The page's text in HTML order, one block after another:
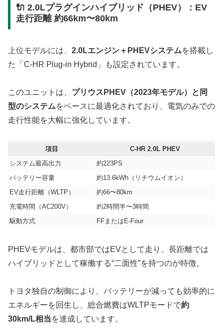
🔌 2.0Lプラグインハイブリッド（PHEV）：EV
走行距離 約66km〜80km
上位モデルには、 2.0Lエンジン＋PHEVシステムを搭載し
た「C-HR Plug-in Hybrid」も設定されています。
このユニットは、 プリウスPHEV（2023年モデル）と同
型のシステムをベースに最適化されており、電気のみでの
走行性能を大幅に強化しています。
項目
C-HR 2.0L PHEV
システム最高出力
約223PS
バッテリー容量
約13.6kWh（リチウムイオン）
EV走行距離（WLTP）
約66〜80km
充電時間（AC200V）
約2時間半〜3時間
駆動方式
FFまたはE-Four
PHEVモデルは、都市部ではEVとして走り、長距離では
ハイブリッドとして稼働する“二面性”を持つのが特徴。
トヨタ独自の制御により、バッテリーが減っても効率的に
エネルギーを回生し、総合燃費はWLTPモードで約
30km/L相当を達成しています。